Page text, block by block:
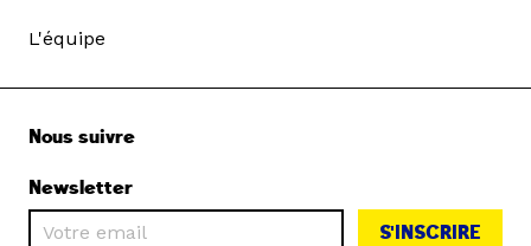
L'équipe
Nous suivre
Newsletter
S'INSCRIRE